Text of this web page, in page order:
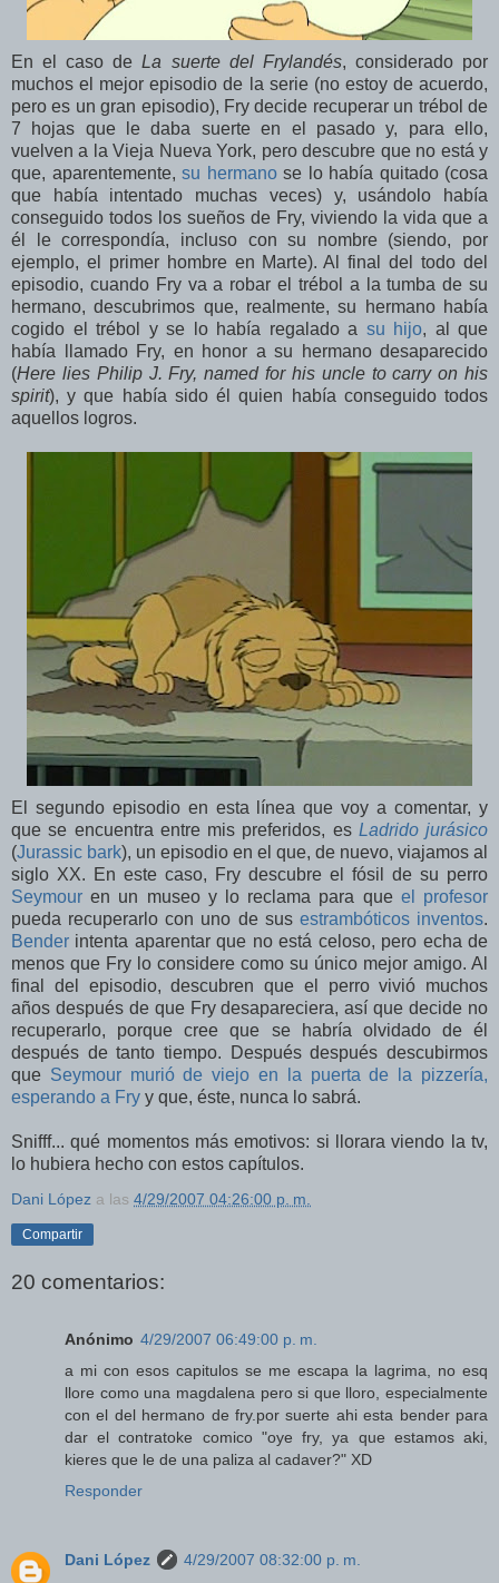
En el caso deLa suerte del Frylandés, considerado por
muchos el mejor episodio de la serie (no estoy de acuerdo,
pero es un gran episodio), Fry decide recuperar un trébol de
7 hojas que le daba suerte en el pasado y, para ello,
vuelven a la Vieja Nueva York, pero descubre que no está y
que, aparentemente, su hermanose lo había quitado (cosa
que había intentado muchas veces) y, usándolo había
conseguido todos los sueños de Fry, viviendo la vida que a
él le correspondía, incluso con su nombre (siendo, por
ejemplo, el primer hombre en Marte). Al final del todo del
episodio, cuando Fry va a robar el trébol a la tumba de su
hermano, descubrimos que, realmente, su hermano había
cogido el trébol y se lo había regalado a su hijo, al que
había llamado Fry, en honor a su hermano desaparecido
(Here lies Philip J. Fry, named for his uncle to carry on his
spirit), y que había sido él quien había conseguido todos
aquellos logros.
El segundo episodio en esta línea que voy a comentar, y
que se encuentra entre mis preferidos, es Ladrido jurásico
(Jurassic bark), un episodio en el que, de nuevo, viajamos al
siglo XX. En este caso, Fry descubre el fósil de su perro
Seymour en un museo y lo reclama para que el profesor
pueda recuperarlo con uno de sus estrambóticos inventos.
Bender intenta aparentar que no está celoso, pero echa de
menos que Fry lo considere como su único mejor amigo. Al
final del episodio, descubren que el perro vivió muchos
años después de que Fry desapareciera, así que decide no
recuperarlo, porque cree que se habría olvidado de él
después de tanto tiempo. Después después descubirmos
que Seymour murió de viejo en la puerta de la pizzería,
esperando a Fry y que, éste, nunca lo sabrá.
Snifff... qué momentos más emotivos: si llorara viendo la tv,
lo hubiera hecho con estos capítulos.
Dani López a las 4/29/2007 04:26:00 p. m.
Compartir
20 comentarios:
Anónimo 4/29/2007 06:49:00 p. m.
a mi con esos capitulos se me escapa la lagrima, no esq
llore como una magdalena pero si que lloro, especialmente
con el del hermano de fry.por suerte ahi esta bender para
dar el contratoke comico "oye fry, ya que estamos aki,
kieres que le de una paliza al cadaver?" XD
Responder
Dani López
4/29/2007 08:32:00 p. m.